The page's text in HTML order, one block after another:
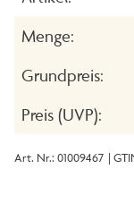
Menge:
Grundpreis:
Preis (UVP):
Art. Nr.: 01009467 |